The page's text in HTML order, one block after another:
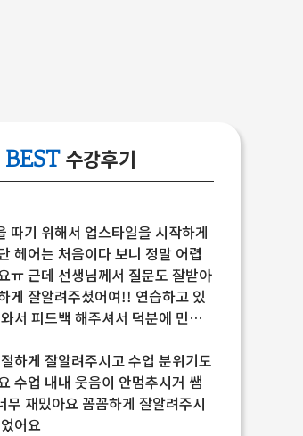
· 서경대학교 헤어,메이크업 디자인학과
감사패 수상
· 한국기술대학교 바버트렌드 스타일 교육
· 국제이용아카데미 이용사자격증 교육
특강
BEST수강후기
따기 위해서 업스타일을 시작하게
헤어는 처음이다 보니 정말 어렵
ㅠ 근데 선생님께서 질문도 잘받아
게 잘알려주셨어여!! 연습하고 있
서 피드백 해주셔서 덕분에 민간
있었던 거 같아요 그리고 다른 스
려주셔서 나중에 잘 쓸 수 있을 거
합니다
하게 잘알려주시고 수업 분위기도
수업 내내 웃음이 안멈추시거 쌤
무 재밌아요 꼼꼼하게 잘알려주시
어요